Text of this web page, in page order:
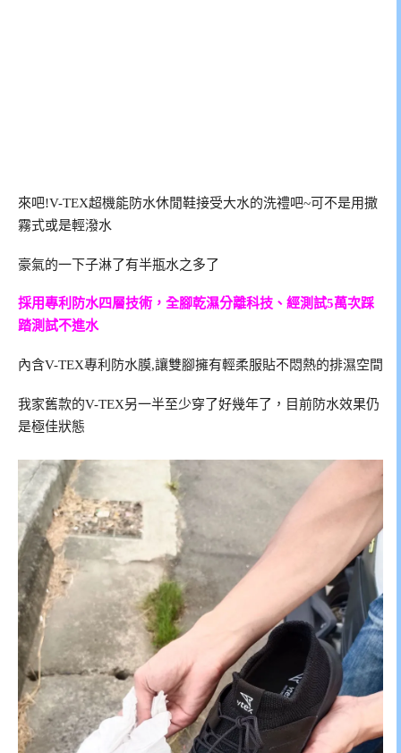
來吧!V-TEX超機能防水休閒鞋接受大水的洗禮吧~可不是用撒
霧式或是輕潑水
豪氣的一下子淋了有半瓶水之多了
採用專利防水四層技術，全腳乾濕分離科技、經測試5萬次踩
踏測試不進水
內含V-TEX專利防水膜,讓雙腳擁有輕柔服貼不悶熱的排濕空間
我家舊款的V-TEX另一半至少穿了好幾年了，目前防水效果仍
是極佳狀態